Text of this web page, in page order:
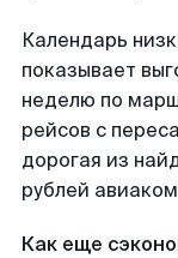
Календарь
показывает
неделю по
рейсов с
дорогая из
рублей
Как еще